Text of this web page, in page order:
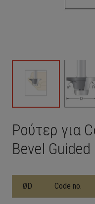
Ρούτερ για
Bevel Guided
ØD Code no.